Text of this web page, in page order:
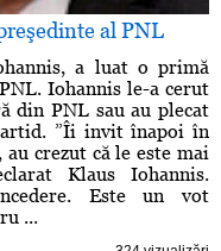
al PNL
a luat o primă
Iohannis le-a cerut
din PNL sau au plecat
”Îi invit înapoi în
crezut că le este mai
Klaus Iohannis.
Este un vot
...